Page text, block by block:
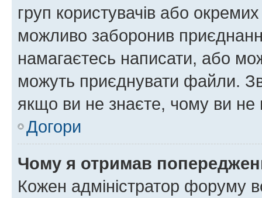
груп користувачів або
можливо заборонив
намагаєтесь написати, або
можуть приєднувати файли.
якщо ви не знаєте, чому ви
Догори
Чому я отримав
Кожен адміністратор форуму